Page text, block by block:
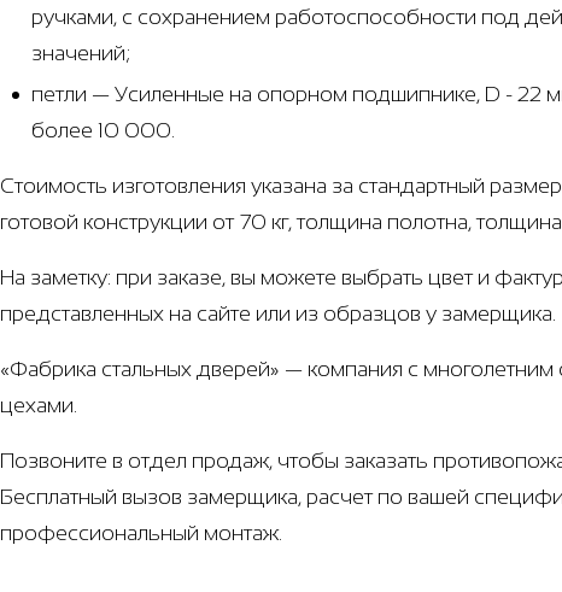
ручками, с сохранением работоспособности под
значений;
петли — Усиленные на опорном подшипнике, D - 22
более 10 000.
Стоимость изготовления указана за стандартный
готовой конструкции от 70 кг, толщина полотна,
На заметку: при заказе, вы можете выбрать цвет и
представленных на сайте или из образцов у замерщика.
«Фабрика стальных дверей» — компания с
цехами.
Позвоните в отдел продаж, чтобы заказать
Бесплатный вызов замерщика, расчет по вашей
профессиональный монтаж.